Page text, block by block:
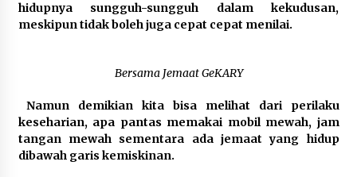
hidupnya sungguh-sungguh dalam kekudusan,
meskipun tidak boleh juga cepat cepat menilai.
Bersama Jemaat GeKARY
Namun demikian kita bisa melihat dari perilaku
keseharian, apa pantas memakai mobil mewah, jam
tangan mewah sementara ada jemaat yang hidup
dibawah garis kemiskinan.